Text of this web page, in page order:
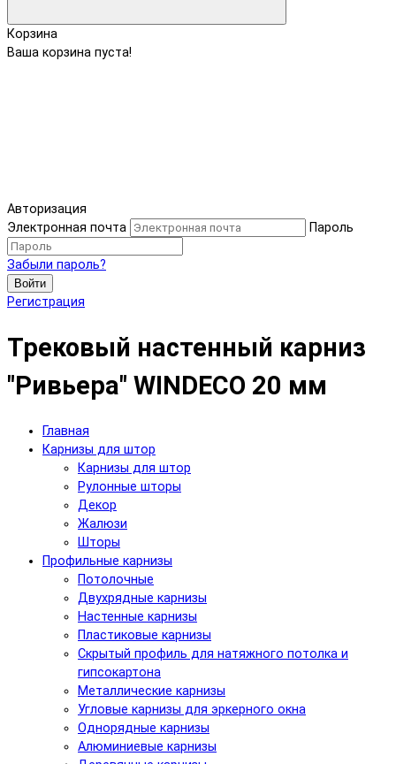
Корзина
Ваша корзина пуста!
Авторизация
Электронная почта
Пароль
Забыли пароль?
Войти
Регистрация
Трековый настенный карниз
"Ривьера" WINDECO 20 мм
Главная
Карнизы для штор
Карнизы для штор
Рулонные шторы
Декор
Жалюзи
Шторы
Профильные карнизы
Потолочные
Двухрядные карнизы
Настенные карнизы
Пластиковые карнизы
Скрытый профиль для натяжного потолка и
гипсокартона
Металлические карнизы
Угловые карнизы для эркерного окна
Однорядные карнизы
Алюминиевые карнизы